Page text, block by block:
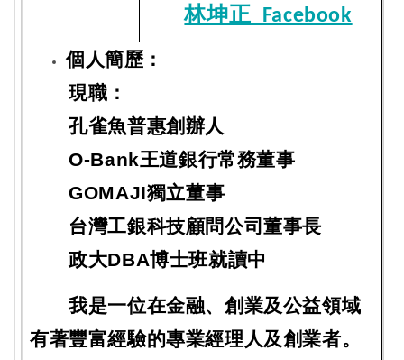
林坤正_Facebook
個人簡歷：
現職：
孔雀魚普惠創辦人
O-Bank王道銀行常務董事
GOMAJI獨立董事
台灣工銀科技顧問公司董事長
政大DBA博士班就讀中
我是一位在金融、創業及公益領域
有著豐富經驗的專業經理人及創業者。